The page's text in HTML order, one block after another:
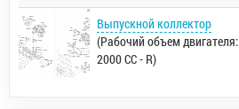
Выпускной коллектор
(Рабочий объем двигателя:
2000 CC - R)